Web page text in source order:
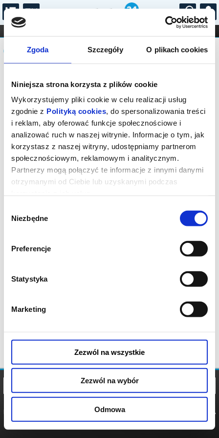
Zgoda Szczegóły O plikach cookies
Niniejsza strona korzysta z plików cookie
Wykorzystujemy pliki cookie w celu realizacji usług
zgodnie z Polityką cookies, do spersonalizowania treści
i reklam, aby oferować funkcje społecznościowe i
analizować ruch w naszej witrynie. Informacje o tym, jak
korzystasz z naszej witryny, udostępniamy partnerom
społecznościowym, reklamowym i analitycznym.
Partnerzy mogą połączyć te informacje z innymi danymi
otrzymanymi od Ciebie lub uzyskanymi podczas
zgody
Niezbędne
Preferencje
Statystyka
Marketing
Zezwól na wszystkie
Zezwól na wybór
Odmowa
...
FILHARMONIA OPERA I BALET
STAND-UP
DLA DZIECI
Komunikat
POLITYKA
POLITYKA